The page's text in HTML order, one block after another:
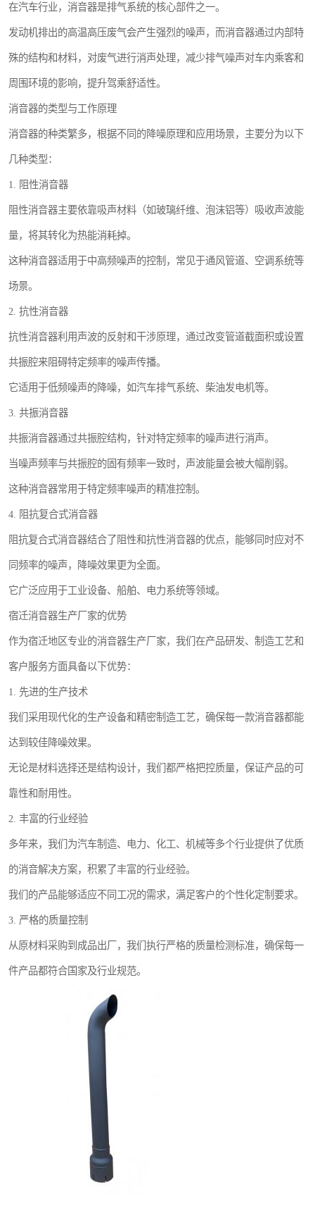
在汽车行业，消音器是排气系统的核心部件之一。
发动机排出的高温高压废气会产生强烈的噪声，而消音器通过内部特
殊的结构和材料，对废气进行消声处理，减少排气噪声对车内乘客和
周围环境的影响，提升驾乘舒适性。
消音器的类型与工作原理
消音器的种类繁多，根据不同的降噪原理和应用场景，主要分为以下
几种类型：
1. 阻性消音器
阻性消音器主要依靠吸声材料（如玻璃纤维、泡沫铝等）吸收声波能
量，将其转化为热能消耗掉。
这种消音器适用于中高频噪声的控制，常见于通风管道、空调系统等
场景。
2. 抗性消音器
抗性消音器利用声波的反射和干涉原理，通过改变管道截面积或设置
共振腔来阻碍特定频率的噪声传播。
它适用于低频噪声的降噪，如汽车排气系统、柴油发电机等。
3. 共振消音器
共振消音器通过共振腔结构，针对特定频率的噪声进行消声。
当噪声频率与共振腔的固有频率一致时，声波能量会被大幅削弱。
这种消音器常用于特定频率噪声的精准控制。
4. 阻抗复合式消音器
阻抗复合式消音器结合了阻性和抗性消音器的优点，能够同时应对不
同频率的噪声，降噪效果更为全面。
它广泛应用于工业设备、船舶、电力系统等领域。
宿迁消音器生产厂家的优势
作为宿迁地区专业的消音器生产厂家，我们在产品研发、制造工艺和
客户服务方面具备以下优势：
1. 先进的生产技术
我们采用现代化的生产设备和精密制造工艺，确保每一款消音器都能
达到较佳降噪效果。
无论是材料选择还是结构设计，我们都严格把控质量，保证产品的可
靠性和耐用性。
2. 丰富的行业经验
多年来，我们为汽车制造、电力、化工、机械等多个行业提供了优质
的消音解决方案，积累了丰富的行业经验。
我们的产品能够适应不同工况的需求，满足客户的个性化定制要求。
3. 严格的质量控制
从原材料采购到成品出厂，我们执行严格的质量检测标准，确保每一
件产品都符合国家及行业规范。